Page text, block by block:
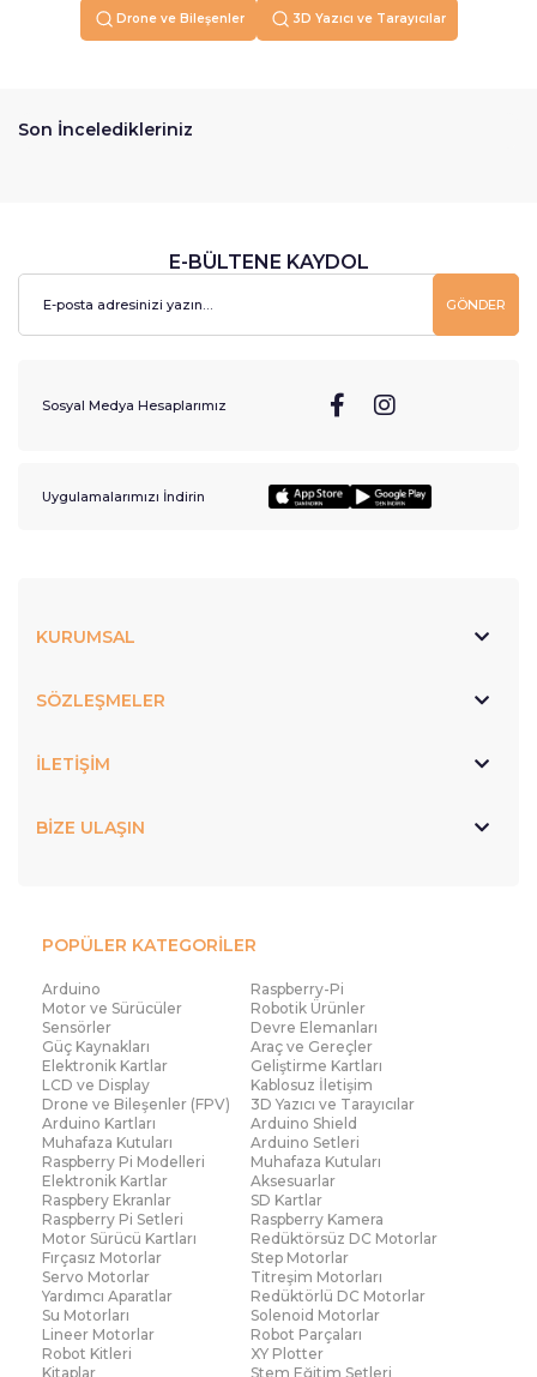
Drone ve Bileşenler 3D Yazıcı ve Tarayıcılar
Son İnceledikleriniz
E-BÜLTENE KAYDOL
GÖNDER
Sosyal Medya Hesaplarımız
Uygulamalarımızı İndirin
KURUMSAL
SÖZLEŞMELER
İLETİŞİM
BİZE ULAŞIN
POPÜLER KATEGORİLER
Arduino
Raspberry-Pi
Motor ve Sürücüler
Robotik Ürünler
Sensörler
Devre Elemanları
Güç Kaynakları
Araç ve Gereçler
Elektronik Kartlar
Geliştirme Kartları
LCD ve Display
Kablosuz İletişim
Drone ve Bileşenler (FPV)
3D Yazıcı ve Tarayıcılar
Arduino Kartları
Arduino Shield
Muhafaza Kutuları
Arduino Setleri
Raspberry Pi Modelleri
Muhafaza Kutuları
Elektronik Kartlar
Aksesuarlar
Raspbery Ekranlar
SD Kartlar
Raspberry Pi Setleri
Raspberry Kamera
Motor Sürücü Kartları
Redüktörsüz DC Motorlar
Fırçasız Motorlar
Step Motorlar
Servo Motorlar
Titreşim Motorları
Yardımcı Aparatlar
Redüktörlü DC Motorlar
Su Motorları
Solenoid Motorlar
Lineer Motorlar
Robot Parçaları
Robot Kitleri
XY Plotter
Kitaplar
Stem Eğitim Setleri